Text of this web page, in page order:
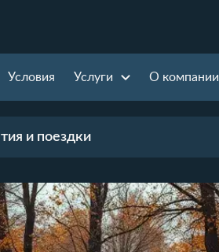
Условия Услуги О компании
и поездки